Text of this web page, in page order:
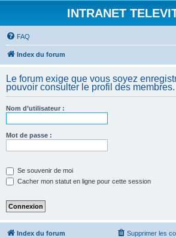
INTRANET
FAQ
Index du forum
Le forum exige que vous soyez
pouvoir consulter le profil des membres.
Nom d’utilisateur :
Mot de passe :
Se souvenir de moi
Cacher mon statut en ligne pour cette session
Index du forum Supprimer les